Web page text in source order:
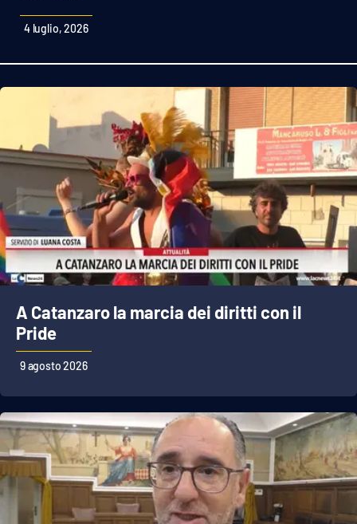
Editoriali
VIDEO
Ambiente
Cronaca
Cultura
Economia e Lavoro
Politica
Sanità
Società
RUBRICHE
Good Morning Vietnam
4 luglio, 2026
A Catanzaro la marcia dei diritti con il
Pride
9 agosto 2026